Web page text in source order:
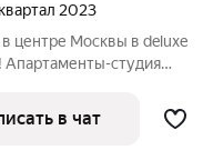
2023
Москвы в deluxe
Апартаменты-студия
дорогих
в чат